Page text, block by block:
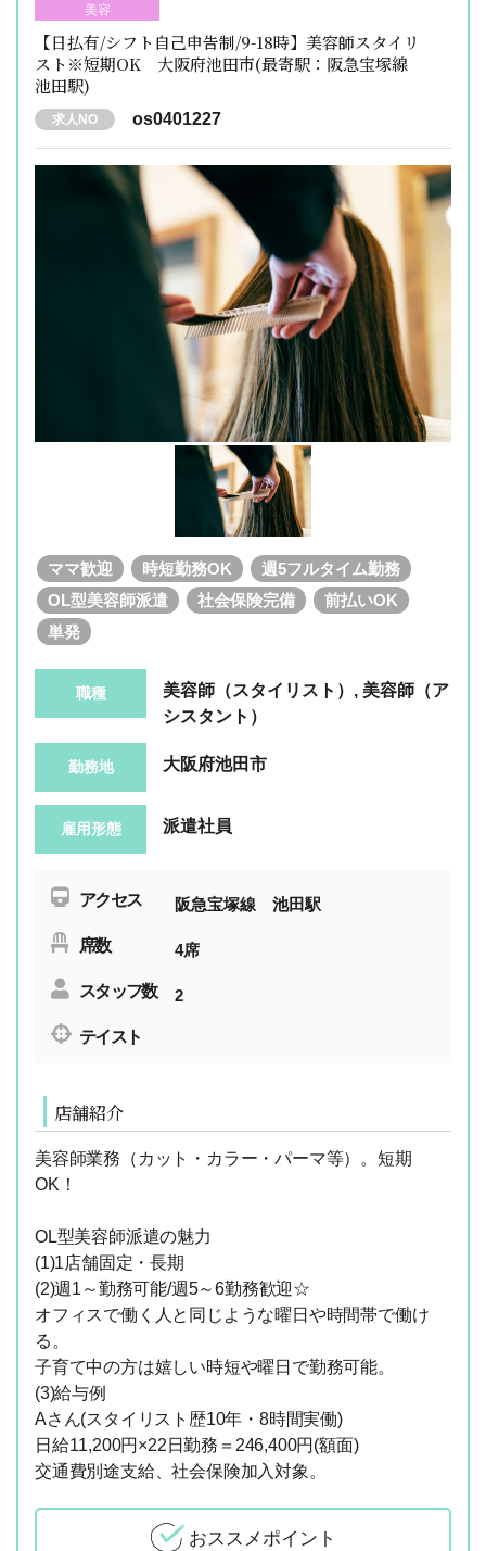
美容
【日払有/シフト自己申告制/9-18時】美容師スタイリ
スト※短期OK 大阪府池田市(最寄駅：阪急宝塚線
池田駅)
求人NO os0401227
ママ歓迎 時短勤務OK
週5フルタイム勤務
OL型美容師派遣
社会保険完備
前払いOK
単発
職種
美容師（スタイリスト）, 美容師（ア
シスタント）
勤務地 大阪府池田市
雇用形態 派遣社員
アクセス 阪急宝塚線 池田駅
席数 4席
スタッフ数 2
テイスト
店舗紹介
美容師業務（カット・カラー・パーマ等）。短期
OK！
OL型美容師派遣の魅力
(1)1店舗固定・長期
(2)週1～勤務可能/週5～6勤務歓迎☆
オフィスで働く人と同じような曜日や時間帯で働け
る。
子育て中の方は嬉しい時短や曜日で勤務可能。
(3)給与例
Aさん(スタイリスト歴10年・8時間実働)
日給11,200円×22日勤務＝246,400円(額面)
交通費別途支給、社会保険加入対象。
おススメポイント